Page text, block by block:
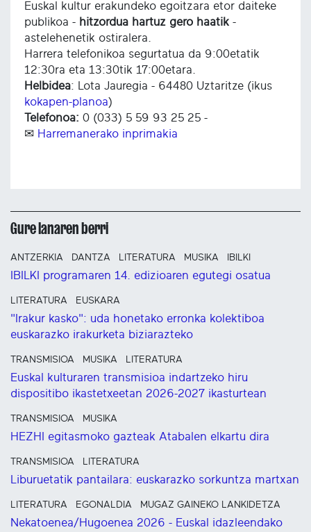
Euskal kultur erakundeko egoitzara etor daiteke
publikoa - hitzordua hartuz gero haatik -
astelehenetik ostiralera.
Harrera telefonikoa segurtatua da 9:00etatik
12:30ra eta 13:30tik 17:00etara.
Helbidea: Lota Jauregia - 64480 Uztaritze (ikus
kokapen-planoa)
Telefonoa: 0 (033) 5 59 93 25 25 -
✉ Harremanerako inprimakia
Gure lanaren berri
ANTZERKIA DANTZA LITERATURA MUSIKA IBILKI
IBILKI programaren 14. edizioaren egutegi osatua
LITERATURA EUSKARA
"Irakur kasko": uda honetako erronka kolektiboa
euskarazko irakurketa biziarazteko
TRANSMISIOA MUSIKA LITERATURA
Euskal kulturaren transmisioa indartzeko hiru
dispositibo ikastetxeetan 2026-2027 ikasturtean
TRANSMISIOA MUSIKA
HEZHI egitasmoko gazteak Atabalen elkartu dira
TRANSMISIOA LITERATURA
Liburuetatik pantailara: euskarazko sorkuntza martxan
LITERATURA EGONALDIA MUGAZ GAINEKO LANKIDETZA
Nekatoenea/Hugoenea 2026 - Euskal idazleendako